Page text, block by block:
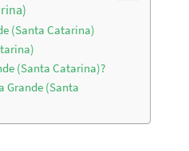
(Santa Catarina)
(Santa Catarina)?
Grande (Santa